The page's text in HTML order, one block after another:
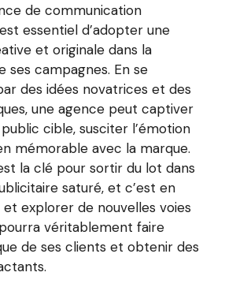
de communication
essentiel d’adopter une
et originale dans la
ses campagnes. En se
des idées novatrices et des
une agence peut captiver
cible, susciter l’émotion
mémorable avec la marque.
la clé pour sortir du lot dans
saturé, et c’est en
explorer de nouvelles voies
véritablement faire
de ses clients et obtenir des